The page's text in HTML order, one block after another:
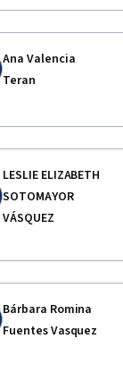
Ana Valencia
Teran
LESLIE ELIZABETH
SOTOMAYOR
VÁSQUEZ
Bárbara Romina
Fuentes Vasquez